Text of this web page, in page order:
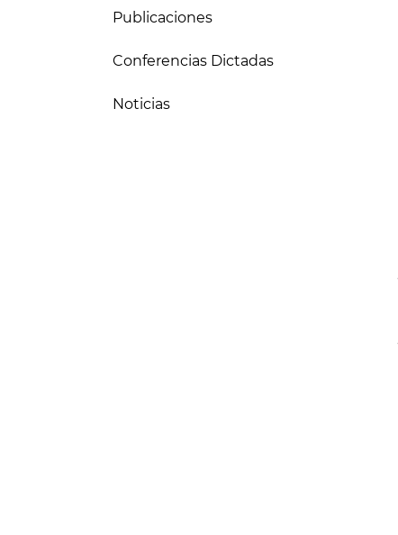
Publicaciones
Conferencias Dictadas
Noticias